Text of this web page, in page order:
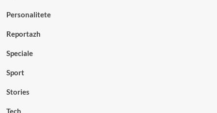
Personalitete
Reportazh
Speciale
Sport
Stories
Tech